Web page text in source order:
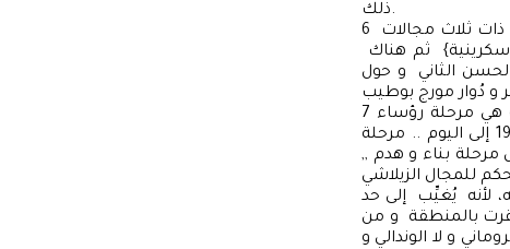
ذلك.
6 مرحلة الاستعمار الإسباني { 1912م ـ 1956م} خرجت أصيلة من حصار الأسوار و صارت ذات ثلاث مجالات
ثم هناك
الثاني و حول
7 مرحلة ما بعد الاستعمار، و هنا يمكن الحديث عن مرحلتين :الأولى 1956 ـ 1982 و هي مرحلة رؤساء
المجلس البلدي لكل من المهماه و الرياني و الحساني رحمهم الله. الثانية من 1982 إلى اليوم .. مرحلة
بناء و هدم ,,
لأنه يُغيِّب إلى حد
بالمنطقة و من
و لا الوندالي و